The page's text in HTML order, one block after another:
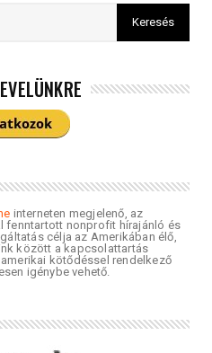
interneten megjelenő, az
fenntartott nonprofit hírajánló és
célja az Amerikában élő,
között a kapcsolattartás
kötődéssel rendelkező
igénybe vehető.